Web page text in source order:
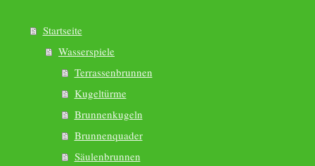
Startseite
Wasserspiele
Terrassenbrunnen
Kugeltürme
Brunnenkugeln
Brunnenquader
Säulenbrunnen